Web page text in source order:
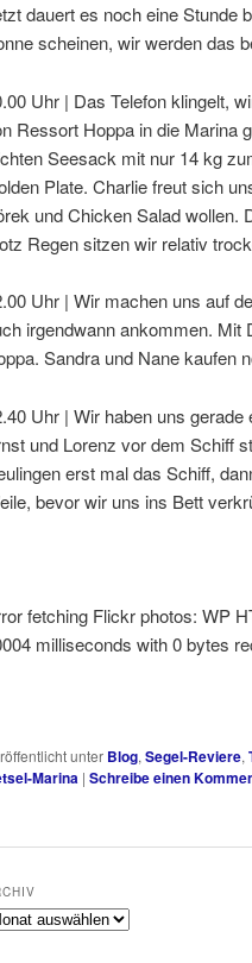
dauert es noch eine Stunde
scheinen, wir werden das
Uhr | Das Telefon klingelt,
Ressort Hoppa in die Marina
Seesack mit nur 14 kg
Plate. Charlie freut sich
und Chicken Salad wollen.
Regen sitzen wir relativ
Uhr | Wir machen uns auf
irgendwann ankommen. Mit
Sandra und Nane kaufen
Uhr | Wir haben uns
und Lorenz vor dem Schiff
erst mal das Schiff,
bevor wir uns ins Bett
fetching Flickr photos: WP
milliseconds with 0 bytes
unter Blog, Segel-Reviere,
Marina | Schreibe einen